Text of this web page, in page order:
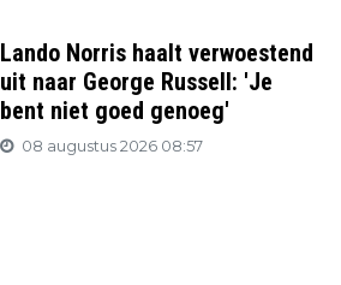
Lando Norris haalt verwoestend
uit naar George Russell: 'Je
bent niet goed genoeg'
08 augustus 2026 08:57